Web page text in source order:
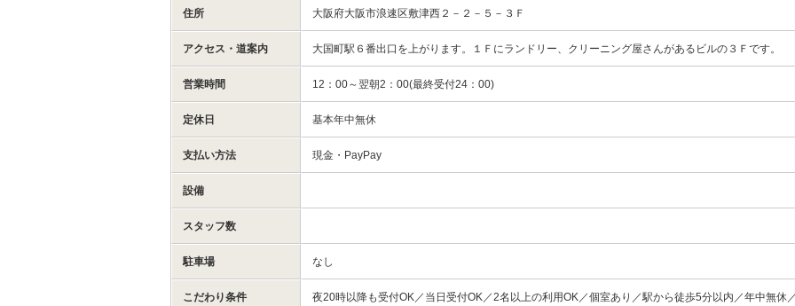
住所 大阪府大阪市浪速区敷津西２－２－５－３Ｆ
アクセス・道案内 大国町駅６番出口を上がります。１Ｆにランドリー、クリーニング屋さんがあるビルの３Ｆです。
営業時間 12：00～翌朝2：00(最終受付24：00)
定休日 基本年中無休
支払い方法 現金・PayPay
設備
スタッフ数
駐車場 なし
こだわり条件
夜20時以降も受付OK／当日受付OK／2名以上の利用OK／個室あり／駅から徒歩5分以内／年中無休